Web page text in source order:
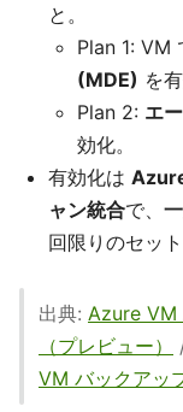
と。
Plan 1: VM
(MDE) を
Plan 2: エ
効化。
有効化は
ャン統合で、
回限りのセット
出典: Azure VM
（プレビュー）
VM バックアッ